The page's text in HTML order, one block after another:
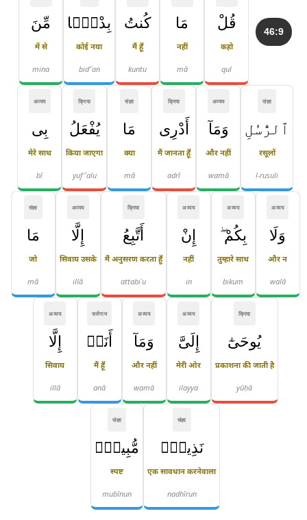
46:9 قُلْ
कहो
qul
مَا
नहीं
mā
كُنتُ
मैं हूँ
kuntu
بِدْعًۭا
कोई नया
bid'ʿan
مِّنَ
में से
mina
संज्ञा
ٱلرُّسُلِ
रसूलों
l-rusuli
अव्यय
وَمَآ
और नहीं
wamā
क्रिया
أَدْرِى
मैं जानता हूँ
adrī
संज्ञा
مَا
क्या
mā
क्रिया
يُفْعَلُ
किया जाएगा
yuf'ʿalu
अव्यय
بِى
मेरे साथ
bī
अव्यय
وَلَا
और न
walā
अव्यय
بِكُمْ ۖ
तुम्हारे साथ
bikum
अव्यय
إِنْ
नहीं
in
क्रिया
أَتَّبِعُ
मैं अनुसरण करता हूँ
attabiʿu
अव्यय
إِلَّا
सिवाय उसके
illā
संज्ञा
مَا
जो
mā
क्रिया
يُوحَىٰٓ
प्रकाशना की जाती है
yūḥā
अव्यय
إِلَىَّ
मेरी ओर
ilayya
अव्यय
وَمَآ
और नहीं
wamā
सर्वनाम
أَنَا۠
मैं हूँ
anā
अव्यय
إِلَّا
सिवाय
illā
संज्ञा
نَذِيرٌۭ
एक सावधान करनेवाला
nadhīrun
संज्ञा
مُّبِينٌۭ
स्पष्ट
mubīnun